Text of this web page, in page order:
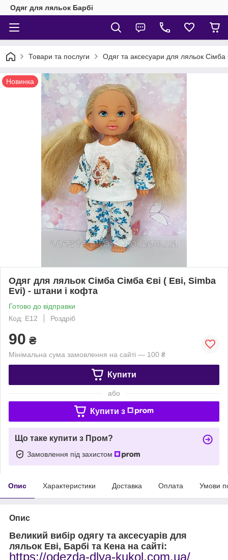
Одяг для ляльок Барбі
Товари та послуги Одяг та аксесуари для ляльок Сімба
Новинка
Одяг для ляльок Сімба Сімба Єві ( Еві, Simba
Evi) - штани і кофта
Готово до відправки
Код: Е12
Роздріб
90 ₴
Мінімальна сума замовлення на сайті — 100 ₴
Купити
або
Купити з
Що таке купити з Пром?
Замовлення під захистом
Опис Характеристики Доставка Оплата Умови
Опис
Великий вибір одягу та аксесуарів для
ляльок Еві, Барбі та Кена на сайті:
https://odezda-dlya-kukol.com.ua/